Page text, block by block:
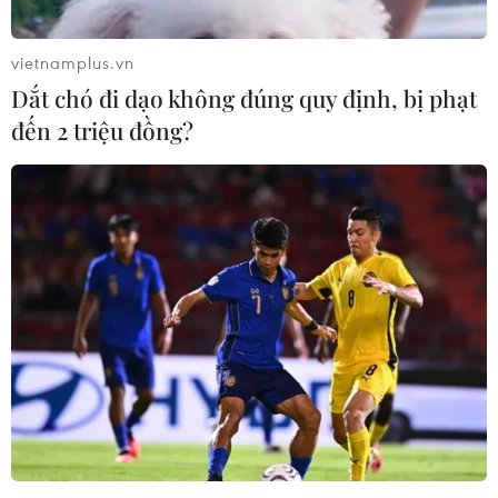
Thanh tra Chính phủ đề nghị Hà Nội
thông tin việc lấp hồ để bán đất
14/03/2022 11:09
Theo đề nghị của Thanh tra Chính phủ, Chủ tịch Ủy ban
Nhân dân thành phố Hà Nội cần xem xét, trả lời phản
ánh của công dân liên quan đến việc lấp hồ tự nhiên để
bán đất phân lô ở quận Long Biên.
vietnamplus.vn
Dắt chó đi dạo không đúng quy định, bị phạt
đến 2 triệu đồng?